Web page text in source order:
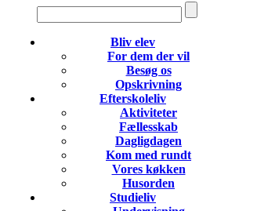
Bliv elev
For dem der vil
Besøg os
Opskrivning
Efterskoleliv
Aktiviteter
Fællesskab
Dagligdagen
Kom med rundt
Vores køkken
Husorden
Studieliv